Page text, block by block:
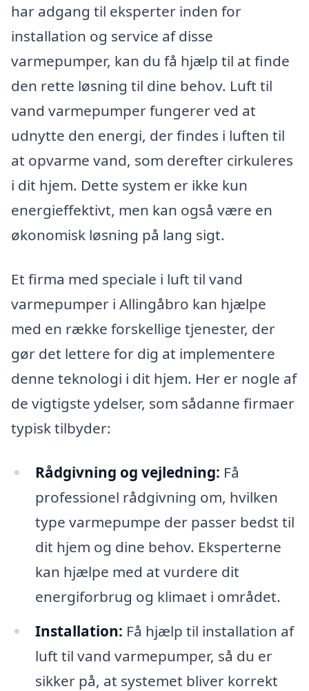
har adgang til eksperter inden for
installation og service af disse
varmepumper, kan du få hjælp til at finde
den rette løsning til dine behov. Luft til
vand varmepumper fungerer ved at
udnytte den energi, der findes i luften til
at opvarme vand, som derefter cirkuleres
i dit hjem. Dette system er ikke kun
energieffektivt, men kan også være en
økonomisk løsning på lang sigt.
Et firma med speciale i luft til vand
varmepumper i Allingåbro kan hjælpe
med en række forskellige tjenester, der
gør det lettere for dig at implementere
denne teknologi i dit hjem. Her er nogle af
de vigtigste ydelser, som sådanne firmaer
typisk tilbyder:
Rådgivning og vejledning: Få
professionel rådgivning om, hvilken
type varmepumpe der passer bedst til
dit hjem og dine behov. Eksperterne
kan hjælpe med at vurdere dit
energiforbrug og klimaet i området.
Installation: Få hjælp til installation af
luft til vand varmepumper, så du er
sikker på, at systemet bliver korrekt